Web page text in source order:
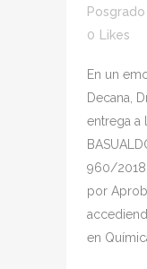
Posgrado
0 Likes
En un
Decana,
entrega a
960/
por
en